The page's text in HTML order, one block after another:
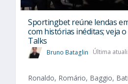
Sportingbet reúne lendas
com histórias inéditas; veja
Talks
Bruno Bataglin Última
Ronaldo, Romário, Baggio,